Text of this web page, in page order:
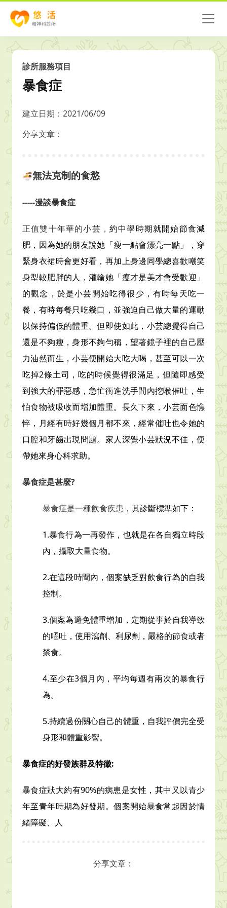
診所服務項目
暴食症
建立日期：2021/06/09
分享文章：
🍜無法克制的食慾
-----漫談暴食症
正值雙十年華的小芸， 約中學時期就開始節食減
肥，因為她的朋友說她「瘦一點會漂亮一點」，穿
緊身衣裙時會更好看，再加上身邊同學總喜歡嘲笑
身型較肥胖的人，灌輸她「瘦才是美才會受歡迎」
的觀念，於是小芸開始吃得很少，有時每天吃一
餐，有時每餐只吃幾口，並強迫自己做大量的運動
以保持偏低的體重。但即使如此，小芸總覺得自己
還是不夠瘦，身形不夠勻稱，望著鏡子裡的自己壓
力油然而生，小芸便開始大吃大喝，甚至可以一次
吃掉2條土司，吃的時候覺得很滿足，但隨即感受
到強大的罪惡感，急忙衝進洗手間內挖喉催吐，生
怕食物被吸收而增加體重。長久下來，小芸面色憔
悴，月經有時好幾個月都不來，經常催吐也令她的
口腔和牙齒出現問題。家人深覺小芸狀況不佳，便
帶她來身心科求助。
暴食症是甚麼?
暴食症是一種飲食疾患， 其診斷標準如下：
1.暴食行為一再發作，也就是在各自獨立時段
內，攝取大量食物。
2.在這段時間內，個案缺乏對飲食行為的自我
控制。
3.個案為避免體重增加，定期從事於自我導致
的嘔吐，使用瀉劑、利尿劑， 嚴格的節食或者
禁食。
4.至少在3個月內，平均每週有兩次的暴食行
為。
5.持續過份關心自己的體重，自我評價完全受
身形和體重影響。
暴食症的好發族群及特徵:
暴食症狀大約有90%的病患是女性，其中又以青少
年至青年時期為好發期。個案開始暴食常起因於情
緒障礙、人
分享文章：